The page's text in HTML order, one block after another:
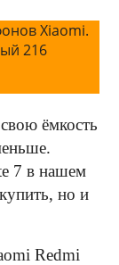
Xiaomi.
216
ёмкость
7 в нашем
но и
Redmi